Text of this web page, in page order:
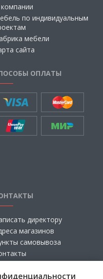
по индивидуальным
мебели
сайта
ОПЛАТЫ
директору
магазинов
самовывоза